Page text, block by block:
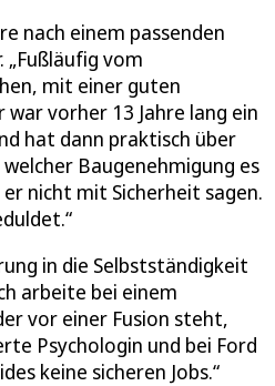
nach einem passenden
„Fußläufig vom
mit einer guten
vorher 13 Jahre lang ein
hat dann praktisch über
Baugenehmigung es
nicht mit Sicherheit sagen.
in die Selbstständigkeit
arbeite bei einem
vor einer Fusion steht,
Psychologin und bei Ford
keine sicheren Jobs.“